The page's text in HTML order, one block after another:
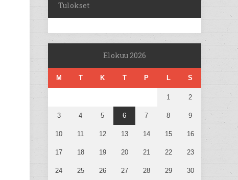
Tulokset
Elokuu 2026
M T K T P L S
1 2
3 4 5 6 7 8 9
10 11 12 13 14 15 16
17 18 19 20 21 22 23
24 25 26 27 28 29 30